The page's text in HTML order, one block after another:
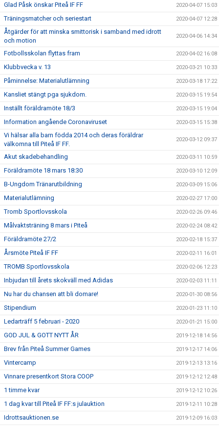
Glad Påsk önskar Piteå IF FF 2020-04-07 15:03
Träningsmatcher och seriestart 2020-04-07 12:28
Åtgärder för att minska smittorisk i samband med idrott
och motion
2020-04-06 14:34
Fotbollsskolan flyttas fram 2020-04-02 16:08
Klubbvecka v. 13 2020-03-21 10:33
Påminnelse: Materialutlämning 2020-03-18 17:22
Kansliet stängt pga sjukdom. 2020-03-15 19:54
Inställt föräldramöte 18/3 2020-03-15 19:04
Information angående Coronaviruset 2020-03-15 15:38
Vi hälsar alla barn födda 2014 och deras föräldrar
välkomna till Piteå IF FF.
2020-03-12 09:37
Akut skadebehandling 2020-03-11 10:59
Föräldramöte 18 mars 18:30 2020-03-10 12:09
B-Ungdom Tränarutbildning 2020-03-09 15:06
Materialutlämning 2020-02-27 17:00
Tromb Sportlovsskola 2020-02-26 09:46
Målvaktsträning 8 mars i Piteå 2020-02-24 08:42
Föräldramöte 27/2 2020-02-18 15:37
Årsmöte Piteå IF FF 2020-02-11 16:01
TROMB Sportlovsskola 2020-02-06 12:23
Inbjudan till årets skokväll med Adidas 2020-02-03 11:11
Nu har du chansen att bli domare! 2020-01-30 08:56
Stipendium 2020-01-23 11:10
Ledarträff 5 februari - 2020 2020-01-21 15:00
GOD JUL & GOTT NYTT ÅR 2019-12-18 14:56
Brev från Piteå Summer Games 2019-12-17 14:06
Vintercamp 2019-12-13 13:16
Vinnare presentkort Stora COOP 2019-12-12 12:48
1 timme kvar 2019-12-12 10:26
1 dag kvar till Piteå IF FF:s julauktion 2019-12-11 10:28
Idrottsauktionen.se 2019-12-09 16:03